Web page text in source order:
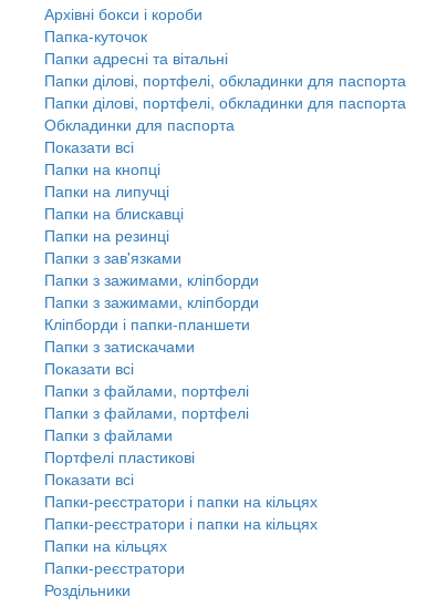
Архівні бокси і короби
Папка-куточок
Папки адресні та вітальні
Папки ділові, портфелі, обкладинки для паспорта
Папки ділові, портфелі, обкладинки для паспорта
Обкладинки для паспорта
Показати всі
Папки на кнопці
Папки на липучці
Папки на блискавці
Папки на резинці
Папки з зав'язками
Папки з зажимами, кліпборди
Папки з зажимами, кліпборди
Кліпборди і папки-планшети
Папки з затискачами
Показати всі
Папки з файлами, портфелі
Папки з файлами, портфелі
Папки з файлами
Портфелі пластикові
Показати всі
Папки-реєстратори і папки на кільцях
Папки-реєстратори і папки на кільцях
Папки на кільцях
Папки-реєстратори
Роздільники